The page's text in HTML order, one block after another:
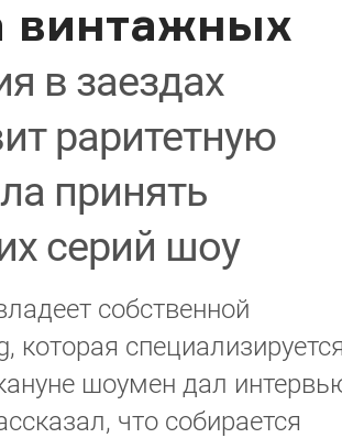
винтажных
в заездах
раритетную
принять
серий шоу
собственной
которая
шоумен дал
что собирается